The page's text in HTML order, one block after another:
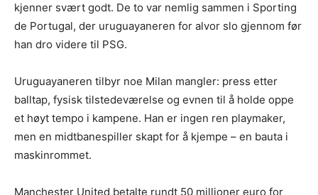
kjenner svært godt. De to var nemlig sammen i Sporting
de Portugal, der uruguayaneren for alvor slo gjennom før
han dro videre til PSG.
Uruguayaneren tilbyr noe Milan mangler: press etter
balltap, fysisk tilstedeværelse og evnen til å holde oppe
et høyt tempo i kampene. Han er ingen ren playmaker,
men en midtbanespiller skapt for å kjempe – en bauta i
maskinrommet.
Manchester United betalte rundt 50 millioner euro for